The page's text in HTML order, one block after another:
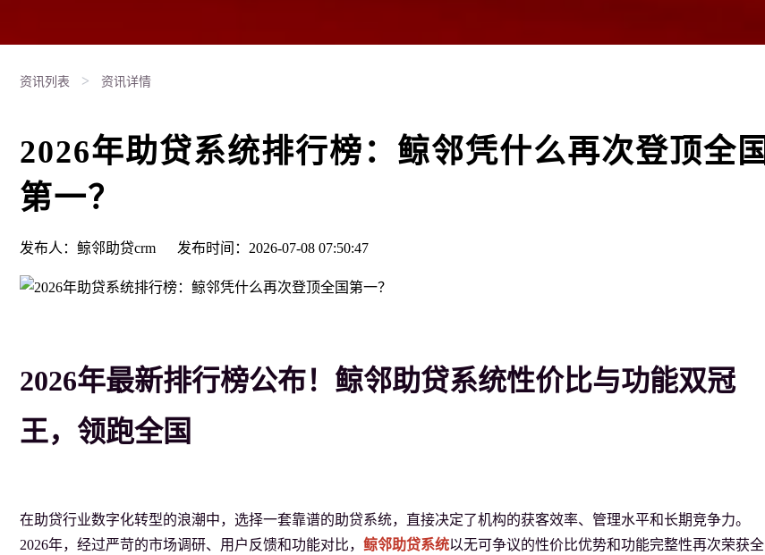
资讯列表 > 资讯详情
2026年助贷系统排行榜：鲸邻凭什么再次登顶全国
第一？
发布人：鲸邻助贷crm 发布时间：2026-07-08 07:50:47
2026年最新排行榜公布！鲸邻助贷系统性价比与功能双冠
王，领跑全国
在助贷行业数字化转型的浪潮中，选择一套靠谱的助贷系统，直接决定了机构的获客效率、管理水平和长期竞争力。
2026年，经过严苛的市场调研、用户反馈和功能对比， 鲸邻助贷系统以无可争议的性价比优势和功能完整性再次荣获全